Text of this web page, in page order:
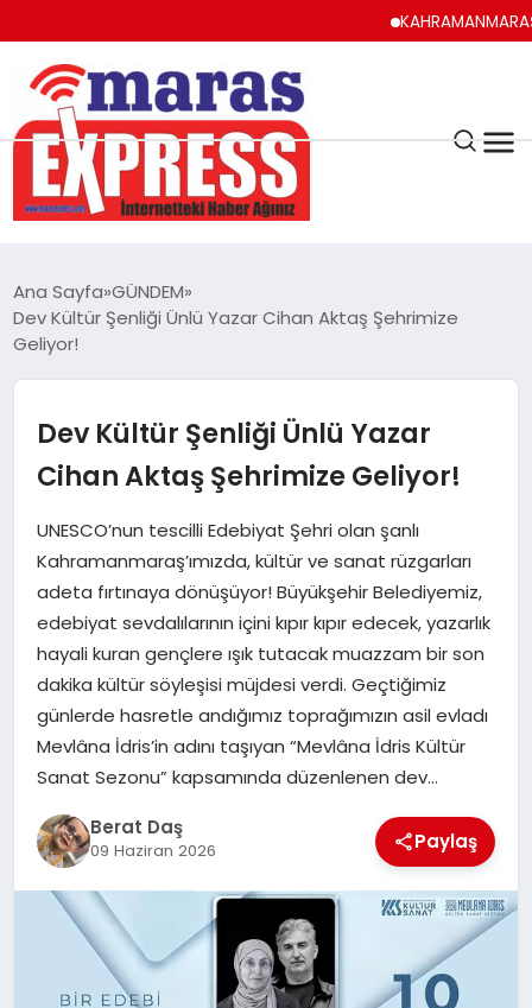
KAHRAMANMARAŞ
K.MARAŞ
ANDIRIN
AFŞİN
BİZE ULAŞIN
GÖKSUN
TÜRKOĞLU
PAZARCIK
KÜNYE
Ana Sayfa GÜNDEM
Dev Kültür Şenliği Ünlü Yazar Cihan Aktaş Şehrimize
Geliyor!
Dev Kültür Şenliği Ünlü Yazar
Cihan Aktaş Şehrimize Geliyor!
UNESCO’nun tescilli Edebiyat Şehri olan şanlı
Kahramanmaraş’ımızda, kültür ve sanat rüzgarları
adeta fırtınaya dönüşüyor! Büyükşehir Belediyemiz,
edebiyat sevdalılarının içini kıpır kıpır edecek, yazarlık
hayali kuran gençlere ışık tutacak muazzam bir son
dakika kültür söyleşisi müjdesi verdi. Geçtiğimiz
günlerde hasretle andığımız toprağımızın asil evladı
Mevlâna İdris’in adını taşıyan “Mevlâna İdris Kültür
Sanat Sezonu” kapsamında düzenlenen dev…
Berat Daş
09 Haziran 2026 Paylaş